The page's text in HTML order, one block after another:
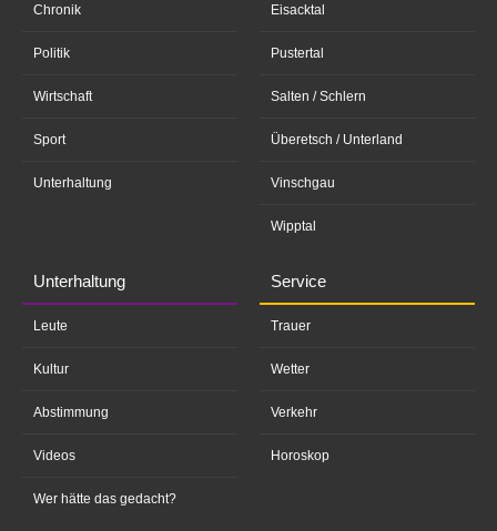
Chronik
Politik
Wirtschaft
Sport
Unterhaltung
Eisacktal
Pustertal
Salten / Schlern
Überetsch / Unterland
Vinschgau
Wipptal
Unterhaltung
Leute
Kultur
Abstimmung
Videos
Wer hätte das gedacht?
Service
Trauer
Wetter
Verkehr
Horoskop